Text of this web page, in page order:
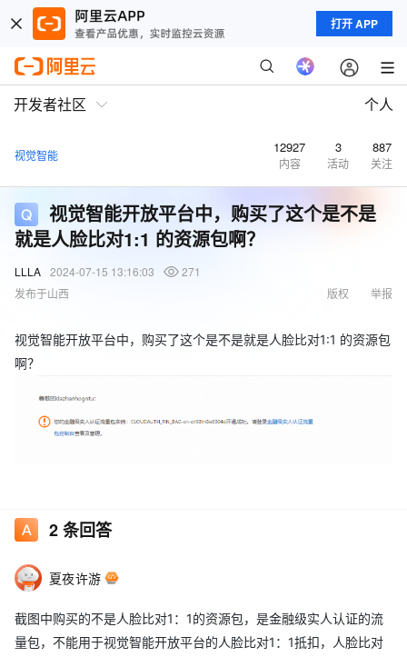
打开 APP
开发者社区 个人
视觉智能 12927
内容
3
活动
887
关注
视觉智能开放平台中，购买了这个是不是
就是人脸比对1:1 的资源包啊？
LLLA 2024-07-15 13:16:03
271
发布于山西
举报
版权
视觉智能开放平台中，购买了这个是不是就是人脸比对1:1 的资源包
啊？
2条回答
夏夜许游
截图中购买的不是人脸比对1：1的资源包，是金融级实人认证的流
量包，不能用于视觉智能开放平台的人脸比对1：1抵扣，人脸比对